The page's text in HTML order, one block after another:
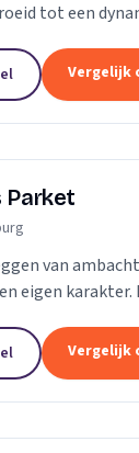
tot een
het gebiedVergelijk
Parket
van
eigen karakter.
en PVC vloeren.
Vergelijk